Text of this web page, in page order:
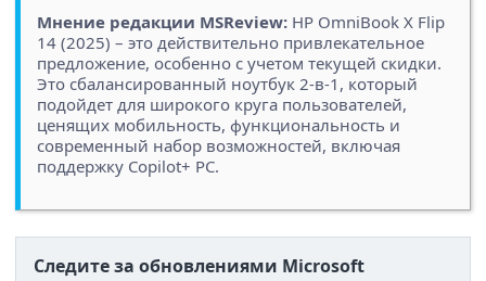
Мнение редакции MSReview: HP OmniBook X Flip
14 (2025) – это действительно привлекательное
предложение, особенно с учетом текущей скидки.
Это сбалансированный ноутбук 2-в-1, который
подойдет для широкого круга пользователей,
ценящих мобильность, функциональность и
современный набор возможностей, включая
поддержку Copilot+ PC.
Следите за обновлениями Microsoft